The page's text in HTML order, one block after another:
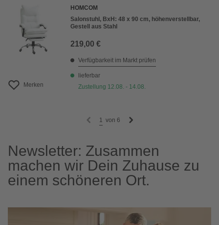
Merken
HOMCOM
Salonstuhl, BxH: 48 x 90 cm, höhenverstellbar,
Gestell aus Stahl
219,00 €
Verfügbarkeit im Markt prüfen
lieferbar
Zustellung 12.08. - 14.08.
1 von 6
Newsletter: Zusammen
machen wir Dein Zuhause zu
einem schöneren Ort.